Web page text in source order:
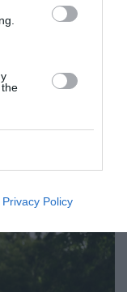
Privacy Policy
Το μαντίλι θα
στη συνέχεια
.